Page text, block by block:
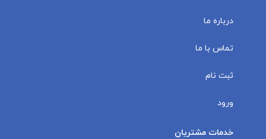
درباره ما
تماس با ما
ثبت نام
ورود
خدمات مشتریان